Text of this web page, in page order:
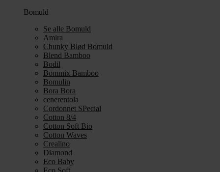
Bomuld
Se alle Bomuld
Amira
Chunky Blød Bomuld
Blend Bamboo
Bodil
Bommix Bamboo
Bomulin
Bora Bora
cenerentola
Cordonnet SPecial
Cotton 8/4
Cotton Soft Bio
Cotton Waves
Crealino
Diamond
Eco Baby
Eco Soft